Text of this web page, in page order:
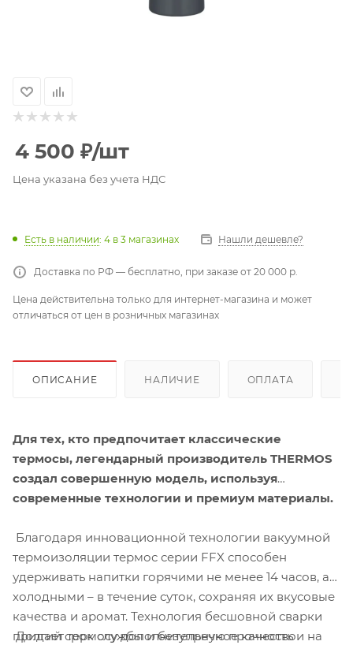
4 500 ₽/шт
Цена указана без учета НДС
Есть в наличии: 4 в 3 магазинах Нашли дешевле?
Доставка по РФ — бесплатно, при заказе от 20 000 р.
Цена действительна только для интернет-магазина и может
отличаться от цен в розничных магазинах
ОПИСАНИЕ НАЛИЧИЕ ОПЛАТА
Для тех, кто предпочитает классические
термосы, легендарный производитель THERMOS
создал совершенную модель, используя
современные технологии и премиум материалы.
Благодаря инновационной технологии вакуумной
термоизоляции термос серии FFX способен
удерживать напитки горячими не менее 14 часов, а
холодными – в течение суток, сохраняя их вкусовые
качества и аромат. Технология бесшовной сварки
придает термосу дополнительную прочность и на
Долгий срок службы и безупречное качество